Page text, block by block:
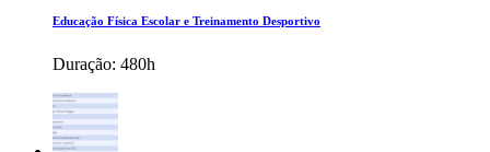
Educação Física Escolar e Treinamento Desportivo
Duração: 480h